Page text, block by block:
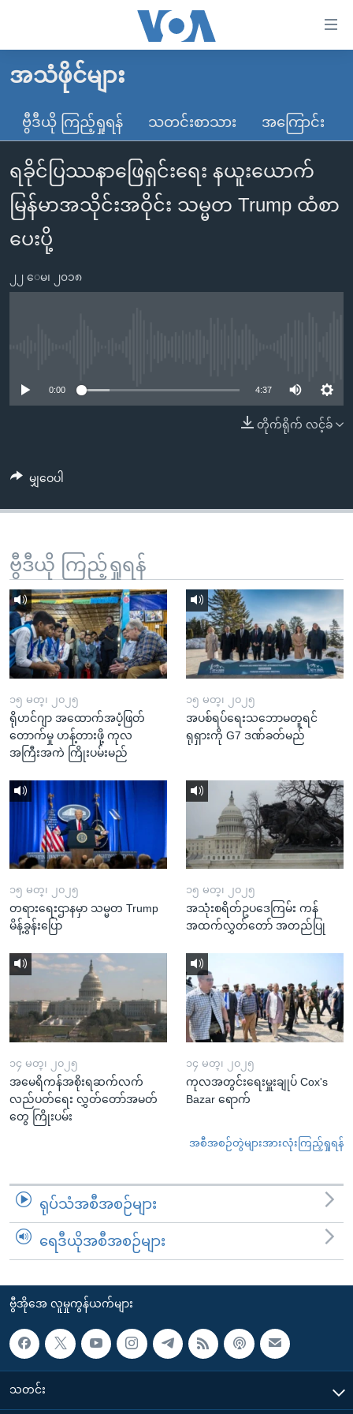
လွယ်ကူ
သည့်
Link
များ
ပင်မ
အကြောင်းအရာ
ကျော်
ကြည့်
ရှာဖွေ
နေရာ
သို့
ကျော်
ရန်
မူလစာမျက်နှာ
မြန်မာ
ကမ္ဘာ့သတင်းများ
နိုင်ငံတကာ
အမေရိကန်
တရုတ်
အစ္စရေး-ပါလက်စတိုင်း
ဗွီဒီယို
သတင်းလွတ်လပ်ခွင့်
ရပ်ဝန်းတခု လမ်းတခု အလွန်
အင်္ဂလိပ်စာလေ့လာမယ်
အမေရိကန်သုံးအီဒီယံ
အပတ်စဉ်ကဏ္ဍများ
အသံဖိုင်များ
ဗွီဒီယို ကြည့်ရှုရန် သတင်းစာသား အကြောင်း
ရခိုင်ပြဿနာဖြေရှင်းရေး နယူးယောက်
မြန်မာအသိုင်းအဝိုင်း သမ္မတ Trump ထံစာ
ပေးပို့
၂၂ ေမ၊ ၂၀၁၈
0:00 4:37
တိုက်ရိုက် လင့်ခ်
မျှဝေပါ
ဗွီဒီယို ကြည့်ရှုရန်
၁၅ မတ္၊ ၂၀၂၅
ရိုဟင်ဂျာ အထောက်အပံ့ဖြတ်
တောက်မှု ဟန့်တားဖို့ ကုလ
အကြီးအကဲ ကြိုးပမ်းမည်
၁၅ မတ္၊ ၂၀၂၅
အပစ်ရပ်ရေးသဘောမတူရင်
ရုရှားကို G7 ဒဏ်ခတ်မည်
၁၅ မတ္၊ ၂၀၂၅
တရားရေးဌာနမှာ သမ္မတ Trump
မိန့်ခွန်းပြော
၁၅ မတ္၊ ၂၀၂၅
အသုံးစရိတ်ဥပဒေကြမ်း ကန်
အထက်လွှတ်တော် အတည်ပြု
၁၄ မတ္၊ ၂၀၂၅
အမေရိကန်အစိုးရဆက်လက်
လည်ပတ်ရေး လွှတ်တော်အမတ်
တွေ ကြိုးပမ်း
၁၄ မတ္၊ ၂၀၂၅
ကုလအတွင်းရေးမှူးချုပ် Cox's
Bazar ရောက်
အစီအစဉ်တွဲများအားလုံးကြည့်ရှုရန်
ရုပ်သံအစီအစဉ်များ
ရေဒီယိုအစီအစဉ်များ
ဗွီအိုအေ လူမှုကွန်ယက်များ
သတင်း